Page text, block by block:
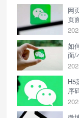
网
页
如
面/
H5
序